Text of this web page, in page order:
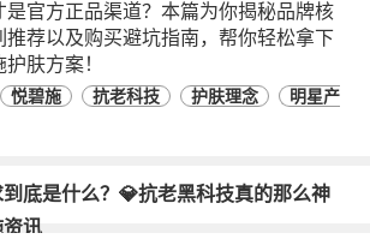
是官方正品渠道？本篇为你揭秘品牌核
推荐以及购买避坑指南，帮你轻松拿下
肤方案！
悦碧施 抗老科技 护肤理念
明星产
底是什么？💎抗老黑科技真的那么神
资讯